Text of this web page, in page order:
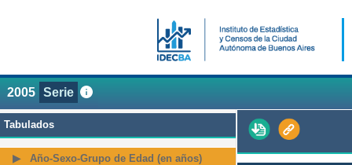
2005 Serie
Tabulados
Año-Sexo-Grupo de Edad (en años)